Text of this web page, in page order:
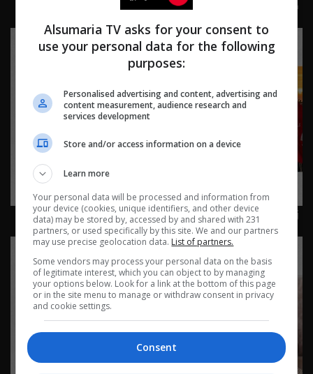
كيف يساهم صناع المحتوى في نجاح المشاريع الصغيرة؟
الحلقة ٨٤ | الموسم 2
زيارة الأربعين: عبادة وإنسانية - Live Talk م٢ - الحلقة ٨٣ |
الموسم 2
Alsumaria TV asks for your consent to
use your personal data for the following
purposes:
Personalised advertising and content, advertising and
content measurement, audience research and
services development
Store and/or access information on a device
Learn more
Your personal data will be processed and information from
your device (cookies, unique identifiers, and other device
data) may be stored by, accessed by and shared with 231
partners, or used specifically by this site. We and our partners
may use precise geolocation data. List of partners.
Some vendors may process your personal data on the basis
of legitimate interest, which you can object to by managing
your options below. Look for a link at the bottom of this page
or in the site menu to manage or withdraw consent in privacy
and cookie settings.
Consent